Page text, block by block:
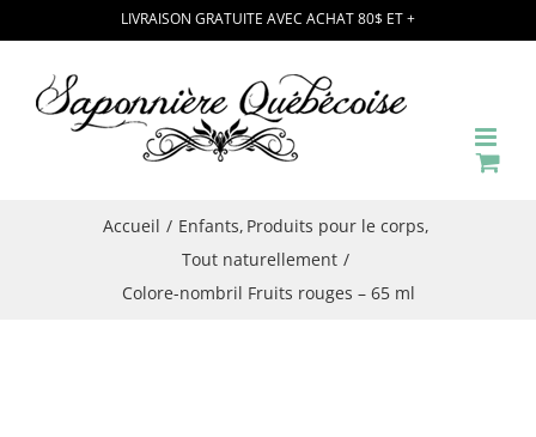
contenu
LIVRAISON GRATUITE AVEC ACHAT 80$ ET +
Accueil Enfants Produits pour le corps
Tout naturellement
Colore-nombril Fruits rouges – 65 ml